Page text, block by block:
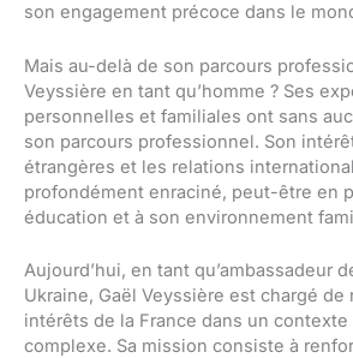
son engagement précoce dans le
Mais au-delà de son parcours
Veyssière en tant qu’homme ? Ses
personnelles et familiales ont sans
son parcours professionnel. Son
étrangères et les relations
profondément enraciné, peut-être en
éducation et à son environnement
Aujourd’hui, en tant qu’ambassadeur
Ukraine, Gaël Veyssière est chargé de
intérêts de la France dans un
complexe. Sa mission consiste à